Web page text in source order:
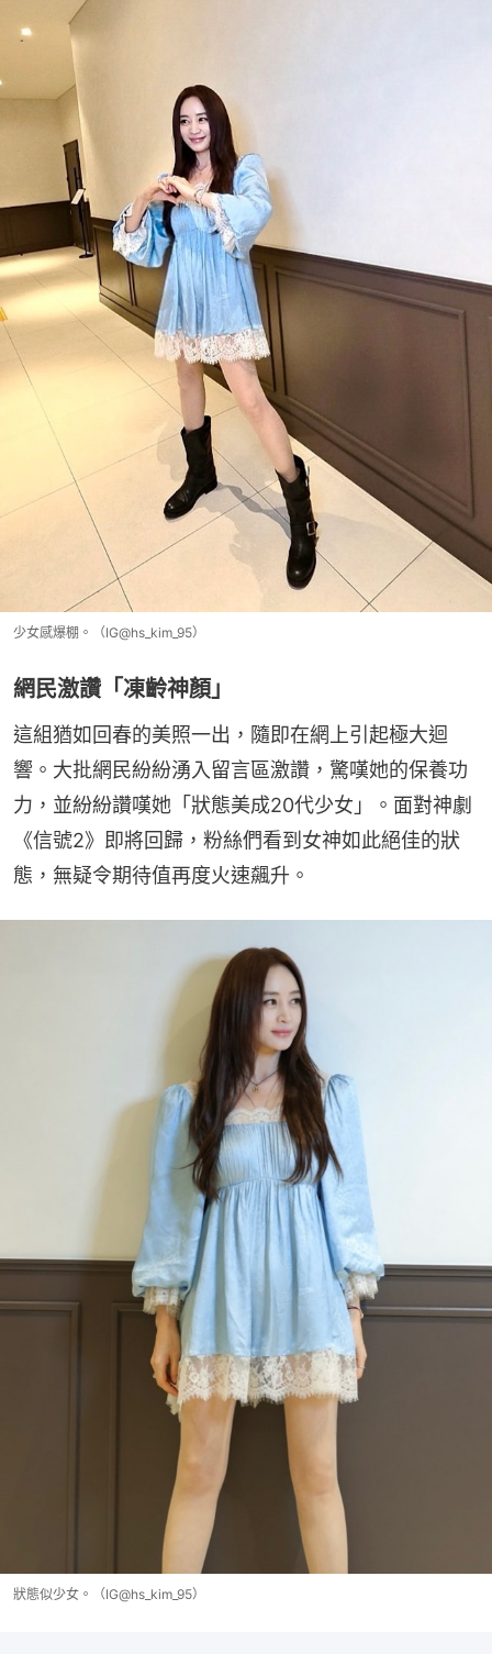
少女感爆棚。（IG@hs_kim_95）
網民激讚「凍齡神顏」
這組猶如回春的美照一出，隨即在網上引起極大迴
響。大批網民紛紛湧入留言區激讚，驚嘆她的保養功
力，並紛紛讚嘆她「狀態美成20代少女」。面對神劇
《信號2》即將回歸，粉絲們看到女神如此絕佳的狀
態，無疑令期待值再度火速飆升。
狀態似少女。（IG@hs_kim_95）